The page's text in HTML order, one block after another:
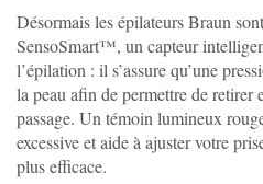
Désormais les épilateurs Braun
SensoSmart™, un capteur
l’épilation : il s’assure qu’une
la peau afin de permettre de retirer
passage. Un témoin lumineux
excessive et aide à ajuster votre
plus efficace.